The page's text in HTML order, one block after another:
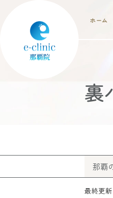
ホーム
裏
那覇
最終更